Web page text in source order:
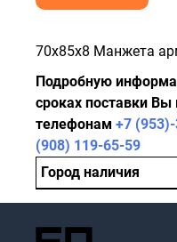
70x85x8 Манжета
Подробную
сроках поставки
телефонам +7
(908) 119-65-59
Город наличия